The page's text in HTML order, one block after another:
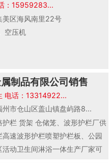
：15959283...
美区海风南里22号
空压机
制品有限公司销售
电话：13314922...
州市仓山区盖山镇盘屿路8...
护栏 货架 仓储笼、波形护栏厂供
高速波形护栏喷塑护栏板、公园
活动卫生间淋浴一体生产厂家可